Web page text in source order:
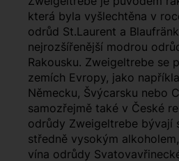
která byla vyšlechtěna v
odrůd St.Laurent a
nejrozšířenější modrou
Rakousku. Zweigeltrebe se
zemích Evropy, jako
Německu, Švýcarsku nebo
samozřejmě také v České
odrůdy Zweigeltrebe bývají
středně vysokým
vína odrůdy